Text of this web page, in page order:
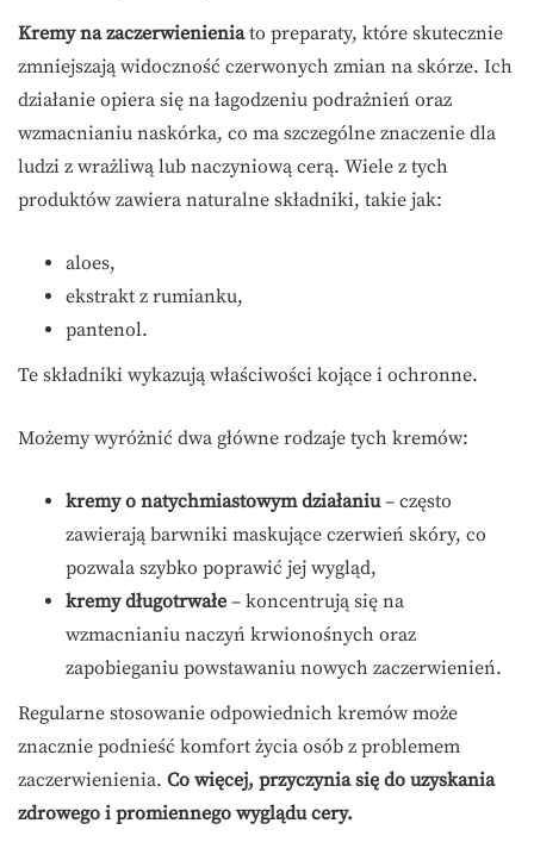
Kremy na zaczerwienieniato preparaty, które skutecznie
zmniejszają widoczność czerwonych zmian na skórze. Ich
działanie opiera się na łagodzeniu podrażnień oraz
wzmacnianiu naskórka, co ma szczególne znaczenie dla
ludzi z wrażliwą lub naczyniową cerą. Wiele z tych
produktów zawiera naturalne składniki, takie jak:
aloes,
ekstrakt z rumianku,
pantenol.
Te składniki wykazują właściwości kojące i ochronne.
Możemy wyróżnić dwa główne rodzaje tych kremów:
kremy o natychmiastowym działaniu– często
zawierają barwniki maskujące czerwień skóry, co
pozwala szybko poprawić jej wygląd,
kremy długotrwałe – koncentrują się na
wzmacnianiu naczyń krwionośnych oraz
zapobieganiu powstawaniu nowych zaczerwienień.
Regularne stosowanie odpowiednich kremów może
znacznie podnieść komfort życia osób z problemem
zaczerwienienia. Co więcej, przyczynia się do uzyskania
zdrowego i promiennego wyglądu cery.